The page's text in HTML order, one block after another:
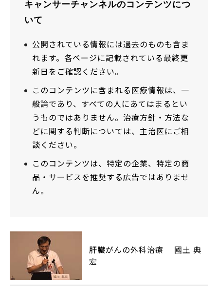
キャンサーチャンネルのコンテンツにつ
いて
公開されている情報には過去のものも含ま
れます。各ページに記載されている最終更
新日をご確認ください。
このコンテンツに含まれる医療情報は、一
般論であり、すべての人にあてはまるとい
うものではありません。治療方針・方法な
どに関する判断については、主治医にご相
談ください。
このコンテンツは、特定の企業、特定の商
品・サービスを推奨する広告ではありませ
ん。
肝臓がんの外科治療 國土 典
宏